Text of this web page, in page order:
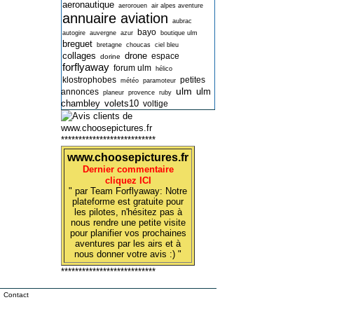
aeronautique aerorouen air alpes aventure
annuaire aviation
aubrac
autogire auvergne azur bayo boutique ulm
breguet bretagne choucas ciel bleu
collages dorine drone espace
forflyaway forum ulm hélico
klostrophobes météo paramoteur petites
annonces planeur provence ruby ulm ulm
chambley volets10 voltige
***************************
www.choosepictures.fr
Dernier commentaire
cliquez ICI
" par Team Forflyaway: Notre
plateforme est gratuite pour
les pilotes, n'hésitez pas à
nous rendre une petite visite
pour planifier vos prochaines
aventures par les airs et à
nous donner votre avis :) "
***************************
Contact